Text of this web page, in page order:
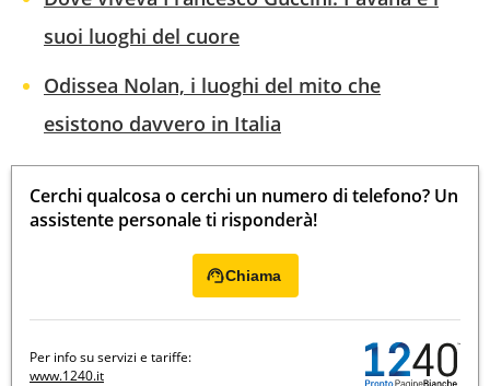
suoi luoghi del cuore
Odissea Nolan, i luoghi del mito che
esistono davvero in Italia
Cerchi qualcosa o cerchi un numero di telefono? Un
assistente personale ti risponderà!
Chiama
Per info su servizi e tariffe:
www.1240.it